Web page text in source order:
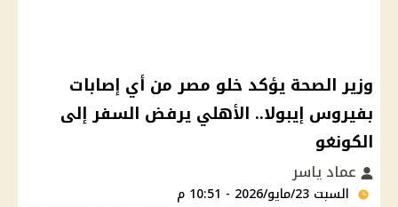
وزير الصحة يؤكد خلو مصر من أي إصابات
بفيروس إيبولا.. الأهلي يرفض السفر إلى
الكونغو
عماد ياسر
السبت 23/مايو/2026 - 10:51 م